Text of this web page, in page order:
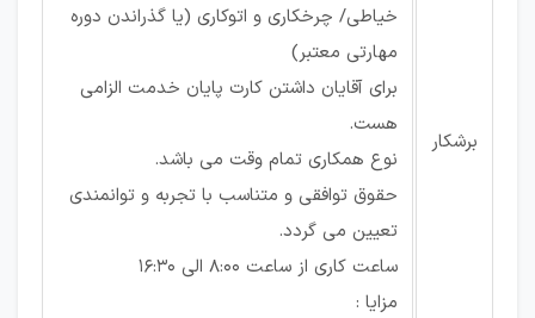
برشکار
خیاطی/ چرخکاری و اتوکاری (یا گذراندن دوره
مهارتی معتبر)
برای آقایان داشتن کارت پایان خدمت الزامی
هست.
نوع همکاری تمام وقت می باشد.
حقوق توافقی و متناسب با تجربه و توانمندی
تعیین می گردد.
ساعت کاری از ساعت 8:00 الی 16:30
مزایا :